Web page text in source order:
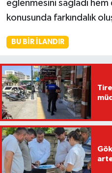
eğlenmesini sağladı hem
konusunda farkındalık
BU BIR İLANDIR